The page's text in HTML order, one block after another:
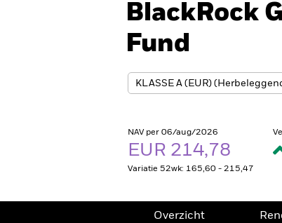
BlackRock
Fund
NAV per 06/aug/2026
EUR 214,78
Variatie 52wk: 165,60 - 215,47
Overzicht